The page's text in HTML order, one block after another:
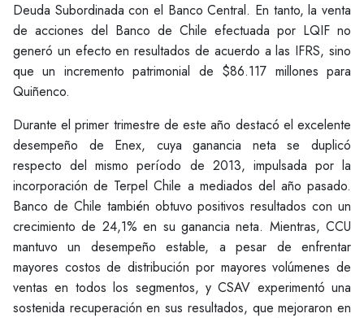
Deuda Subordinada con el Banco Central. En tanto, la venta
de acciones del Banco de Chile efectuada por LQIF no
generó un efecto en resultados de acuerdo a las IFRS, sino
que un incremento patrimonial de $86.117 millones para
Quiñenco.
Durante el primer trimestre de este año destacó el excelente
desempeño de Enex, cuya ganancia neta se duplicó
respecto del mismo período de 2013, impulsada por la
incorporación de Terpel Chile a mediados del año pasado.
Banco de Chile también obtuvo positivos resultados con un
crecimiento de 24,1% en su ganancia neta. Mientras, CCU
mantuvo un desempeño estable, a pesar de enfrentar
mayores costos de distribución por mayores volúmenes de
ventas en todos los segmentos, y CSAV experimentó una
sostenida recuperación en sus resultados, que mejoraron en